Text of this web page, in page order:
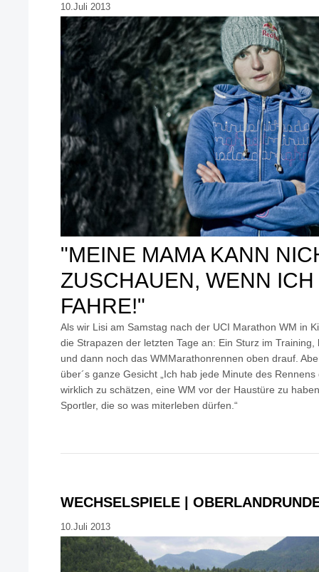
10.Juli 2013
"MEINE MAMA KANN
ZUSCHAUEN, WENN
FAHRE!"
Als wir Lisi am Samstag nach der UCI Marathon WM in
die Strapazen der letzten Tage an: Ein Sturz im
und dann noch das WMMarathonrennen oben drauf.
über´s ganze Gesicht „Ich hab jede Minute des
wirklich zu schätzen, eine WM vor der Haustüre zu
Sportler, die so was miterleben dürfen.“
WECHSELSPIELE |
10.Juli 2013